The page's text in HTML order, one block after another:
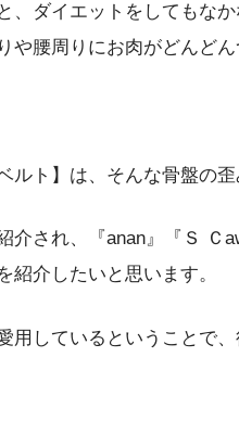
、ダイエットをしてもな
や腰周りにお肉がどんどん
ルト】 は、そんな骨盤の
介され、『anan』『Ｓ
紹介したいと思います。
用しているということで、